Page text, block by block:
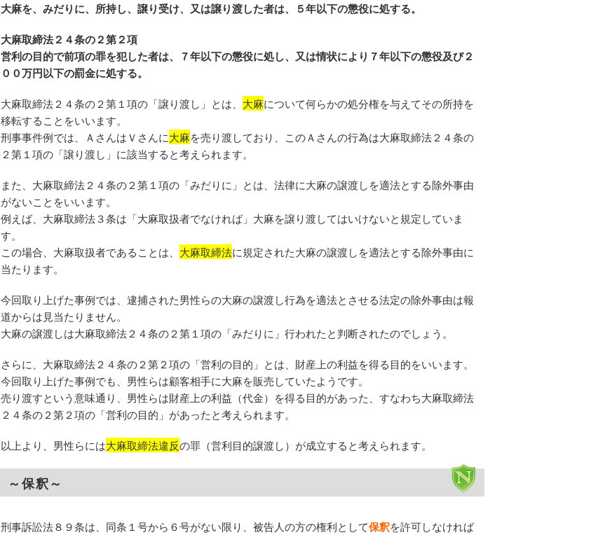
大麻を、みだりに、所持し、譲り受け、又は譲り渡した者は、５年以下の懲役に処する。
大麻取締法２４条の２第２項
営利の目的で前項の罪を犯した者は、７年以下の懲役に処し、又は情状により７年以下の懲役及び２
００万円以下の罰金に処する。
大麻取締法２４条の２第１項の「譲り渡し」とは、 大麻について何らかの処分権を与えてその所持を
移転することをいいます。
刑事事件例では、ＡさんはＶさんに大麻を売り渡しており、このＡさんの行為は大麻取締法２４条の
２第１項の「譲り渡し」に該当すると考えられます。
また、大麻取締法２４条の２第１項の「みだりに」とは、法律に大麻の譲渡しを適法とする除外事由
がないことをいいます。
例えば、大麻取締法３条は「大麻取扱者でなければ」大麻を譲り渡してはいけないと規定していま
す。
この場合、大麻取扱者であることは、 大麻取締法に規定された大麻の譲渡しを適法とする除外事由に
当たります。
今回取り上げた事例では、逮捕された男性らの大麻の譲渡し行為を適法とさせる法定の除外事由は報
道からは見当たりません。
大麻の譲渡しは大麻取締法２４条の２第１項の「みだりに」行われたと判断されたのでしょう。
さらに、大麻取締法２４条の２第２項の「営利の目的」とは、財産上の利益を得る目的をいいます。
今回取り上げた事例でも、男性らは顧客相手に大麻を販売していたようです。
売り渡すという意味通り、男性らは財産上の利益（代金）を得る目的があった、すなわち大麻取締法
２４条の２第２項の「営利の目的」があったと考えられます。
以上より、男性らには大麻取締法違反の罪（営利目的譲渡し）が成立すると考えられます。
～保釈～
刑事訴訟法８９条は、同条１号から６号がない限り、被告人の方の権利として保釈を許可しなければ